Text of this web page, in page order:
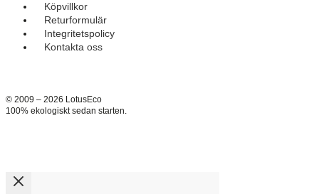
Köpvillkor
Returformulär
Integritetspolicy
Kontakta oss
© 2009 – 2026 LotusEco
100% ekologiskt sedan starten.